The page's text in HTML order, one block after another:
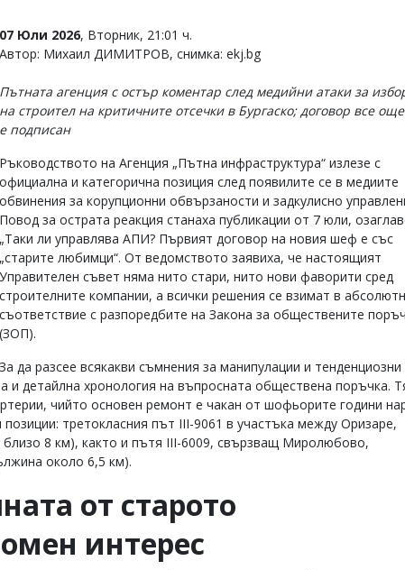
07 Юли 2026, Вторник, 21:01 ч.
Автор: Михаил ДИМИТРОВ, снимка: ekj.bg
Пътната агенция с остър коментар след медийни атаки за
на строител на критичните отсечки в Бургаско; договор все
е подписан
Ръководството на Агенция „Пътна инфраструктура“ излезе с
официална и категорична позиция след появилите се в медиите
обвинения за корупционни обвързаности и задкулисно
Повод за острата реакция станаха публикации от 7 юли,
„Таки ли управлява АПИ? Първият договор на новия шеф е със
„старите любимци“. От ведомството заявиха, че настоящият
Управителен съвет няма нито стари, нито нови фаворити сред
строителните компании, а всички решения се взимат в
съответствие с разпоредбите на Закона за обществените
(ЗОП).
За да разсее всякакви съмнения за манипулации и тенденциозни
и детайлна хронология на въпросната обществена поръчка.
чийто основен ремонт е чакан от шофьорите години
третокласния път III-9061 в участъка между Оризаре,
8 км), както и пътя III-6009, свързващ Миролюбово,
около 6,5 км).
от старото
интерес